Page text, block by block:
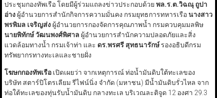
ประชุมกองทัพเรือ โดยมีผู้ร่วมแถลงข่าวประกอบด้วย พล.ร.ต.วิฉณุ ถูปา
อ่างผู้อำนวยการสำนักกิจการความมั่นคง กรมยุทธการทหารเรือนางสาว
พรพิมล เจริญส่งผู้อำนวยการกองจัดการคุณภาพน้ำ กรมควบคุมมลพิษ
นายพิทักษ์ วัฒนพงศ์พิศาล ผู้อำนวยการสำนักความปลอดภัยและสิ่ง
แวดล้อมทางน้ำ กรมเจ้าท่า และ ดร.พรศรี สุทธนารักษ์รองอธิบดีกรม
ทรัพยากรทางทะเลและชายฝั่ง
โฆษกกองทัพเรือเปิดเผยว่า จากเหตุการณ์ ท่อน้ำมันดิบใต้ทะเลของ
บริษัท สตาร์ปิโตรเลียม รีไฟน์นิ่ง จำกัด (มหาชน) มีน้ำมันดิบรั่วไหล จาก
ท่อใต้ทะเลของทุ่นรับน้ำมันดิบ กลางทะเล บริเวณละติจูด 12 องศา 29.3